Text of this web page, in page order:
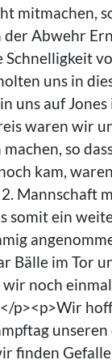
Abwehr
uns in
auf
waren wir
so
kam,
Mannschaft
ein
Bälle im Tor
noch
finden